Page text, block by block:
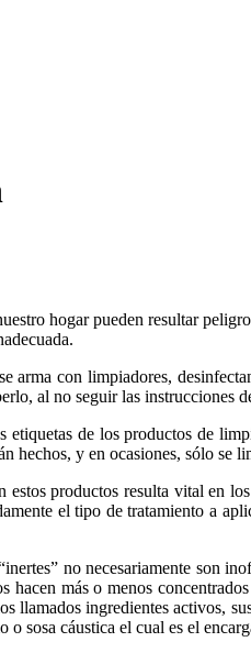
hogar pueden resultar
arma con limpiadores,
al no seguir las instrucciones
etiquetas de los productos de
hechos, y en ocasiones, sólo
productos resulta vital en
el tipo de tratamiento a
no necesariamente son
hacen más o menos
llamados ingredientes activos,
sosa cáustica el cual es el